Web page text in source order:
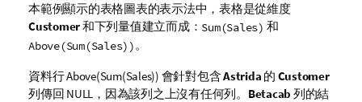
本範例顯示的表格圖表的表示法中，表格是從維度
Customer和下列量值建立而成： Sum(Sales) 和
Above(Sum(Sales))。
資料行Above(Sum(Sales)) 會針對包含Astrida 的 Customer
列傳回 NULL ，因為該列之上沒有任何列。 Betacab 列的結